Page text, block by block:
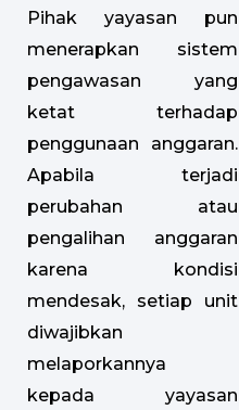
Pihak yayasan pun
menerapkan sistem
pengawasan yang
ketat terhadap
penggunaan anggaran.
Apabila terjadi
perubahan atau
pengalihan anggaran
karena kondisi
mendesak, setiap unit
diwajibkan
melaporkannya
kepada yayasan